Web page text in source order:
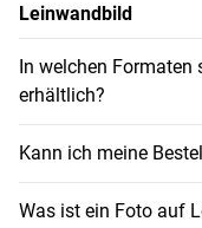
Leinwandbild
In welchen
erhältlich?
Kann ich meine
Was ist ein Foto auf